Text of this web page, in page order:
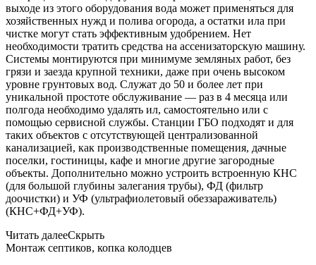
выходе из этого оборудования вода может применяться для
хозяйственных нужд и полива огорода, а остатки ила при
чистке могут стать эффективным удобрением. Нет
необходимости тратить средства на ассенизаторскую машину.
Системы монтируются при минимуме земляных работ, без
грязи и заезда крупной техники, даже при очень высоком
уровне грунтовых вод. Служат до 50 и более лет при
уникальной простоте обслуживание — раз в 4 месяца или
полгода необходимо удалять ил, самостоятельно или с
помощью сервисной службы. Станции ГБО подходят и для
таких объектов с отсутствующей централизованной
канализацией, как производственные помещения, дачные
поселки, гостиницы, кафе и многие другие загородные
объекты. Дополнительно можно устроить встроенную КНС
(для большой глубины залегания трубы), ФД (фильтр
доочистки) и УФ (ультрафиолетовый обеззараживатель)
(КНС+ФД+УФ).
Читать далееСкрыть
Монтаж септиков, копка колодцев